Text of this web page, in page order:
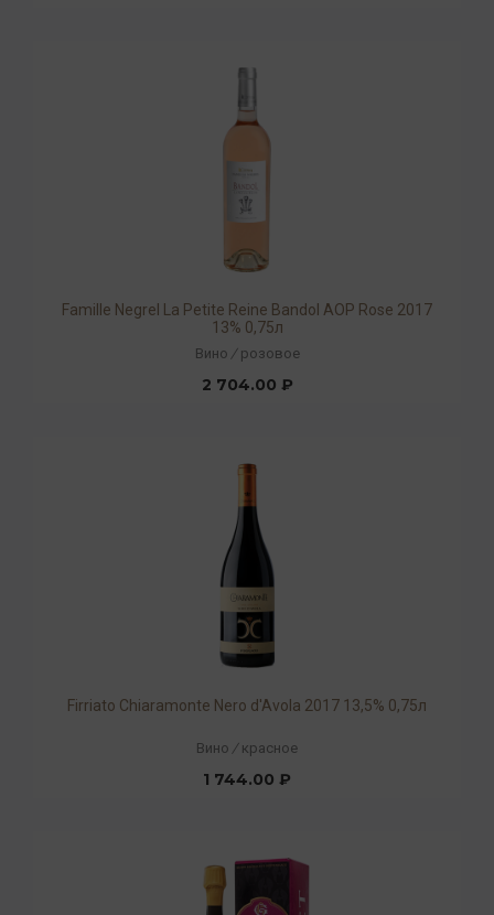
Famille Negrel La Petite Reine Bandol AOP Rose 2017
13% 0,75л
Вино / розовое
2 704.00 ₽
Firriato Chiaramonte Nero d'Avola 2017 13,5% 0,75л
Вино / красное
1 744.00 ₽